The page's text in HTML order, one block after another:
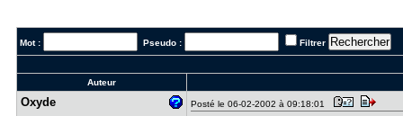
Mot : Pseudo : Filtrer
Auteur
Oxyde Posté le 06-02-2002 à 09:18:01